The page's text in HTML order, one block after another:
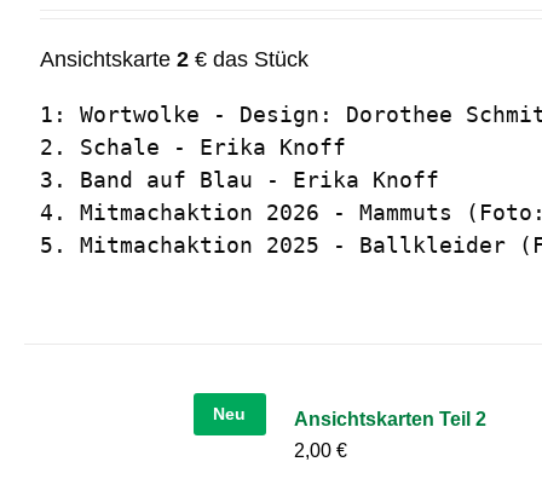
Ansichtskarte2€ das Stück
1: Wortwolke - Design: Dorothee
2. Schale - Erika Knoff
3. Band auf Blau - Erika Knoff
4. Mitmachaktion 2026 - Mammuts
5. Mitmachaktion 2025 - Ballkleider
Neu
Ansichtskarten Teil 2
2,00 €